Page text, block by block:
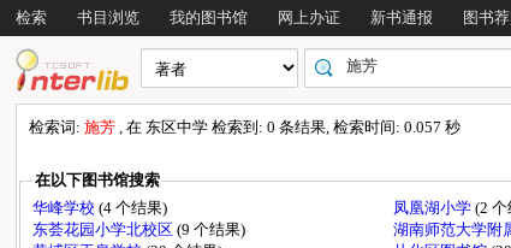
检索 书目浏览 我的图书馆 网上办证 新书通报 图书
检索词:施芳, 在 东区中学 检索到: 0 条结果, 检索时间: 0.057 秒
在以下图书馆搜索
华峰学校(4 个结果) 凤凰湖小学(2
东荟花园小学北校区(9 个结果) 湖南师范大学附